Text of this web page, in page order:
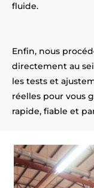
fluide.
Enfin, nous
directement au
les tests et
réelles pour vous
rapide, fiable et